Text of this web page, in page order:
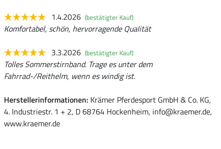
1.4.2026 (bestätigter Kauf)
Komfortabel, schön, hervorragende Qualität
3.3.2026 (bestätigter Kauf)
Tolles Sommerstirnband. Trage es unter dem
Fahrrad-/Reithelm, wenn es windig ist.
Herstellerinformationen: Krämer Pferdesport GmbH & Co. KG,
4. Industriestr. 1 + 2, D 68764 Hockenheim, info@kraemer.de,
www.kraemer.de